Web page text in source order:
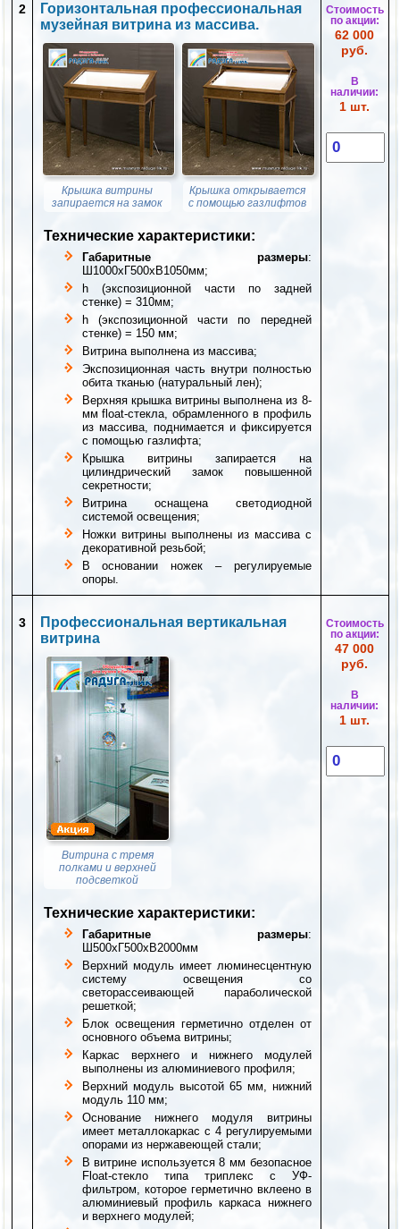
2
Горизонтальная профессиональная
музейная витрина из массива.
Крышка витрины
запирается на замок
Крышка открывается
с помощью газлифтов
Технические характеристики:
Габаритные размеры:
Ш1000хГ500хВ1050мм;
h (экспозиционной части по задней
стенке) = 310мм;
h (экспозиционной части по передней
стенке) = 150 мм;
Витрина выполнена из массива;
Экспозиционная часть внутри полностью
обита тканью (натуральный лен);
Верхняя крышка витрины выполнена из 8-
мм float-стекла, обрамленного в профиль
из массива, поднимается и фиксируется
с помощью газлифта;
Крышка витрины запирается на
цилиндрический замок повышенной
секретности;
Витрина оснащена светодиодной
системой освещения;
Ножки витрины выполнены из массива с
декоративной резьбой;
В основании ножек – регулируемые
опоры.
Стоимость
по акции:
62 000
руб.
В
наличии:
1 шт.
3
Профессиональная вертикальная
витрина
Витрина с тремя
полками и верхней
подсветкой
Технические характеристики:
Габаритные размеры:
Ш500хГ500хВ2000мм
Верхний модуль имеет люминесцентную
систему освещения со
светорассеивающей параболической
решеткой;
Блок освещения герметично отделен от
основного объема витрины;
Каркас верхнего и нижнего модулей
выполнены из алюминиевого профиля;
Верхний модуль высотой 65 мм, нижний
модуль 110 мм;
Основание нижнего модуля витрины
имеет металлокаркас с 4 регулируемыми
опорами из нержавеющей стали;
В витрине используется 8 мм безопасное
Float-стекло типа триплекс с УФ-
фильтром, которое герметично вклеено в
алюминиевый профиль каркаса нижнего
и верхнего модулей;
Стоимость
по акции:
47 000
руб.
В
наличии:
1 шт.